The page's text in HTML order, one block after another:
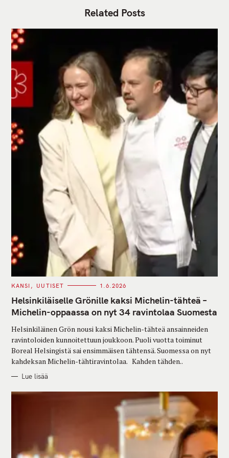
Related Posts
C
T
E
G
O
I
E
S
KANSI UUTISET 1.6.2026
Helsinkiläiselle Grönille kaksi Michelin-tähteä –
Michelin-oppaassa on nyt 34 ravintolaa Suomesta
Helsinkiläinen Grön nousi kaksi Michelin-tähteä ansainneiden
ravintoloiden kunnoitettuun joukkoon. Puoli vuotta toiminut
Boreal Helsingistä sai ensimmäisen tähtensä. Suomessa on nyt
kahdeksan Michelin-tähtiravintolaa. Kahden tähden..
Lue lisää